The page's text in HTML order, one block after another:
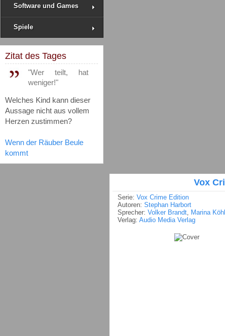
Software und Games
Spiele
Zitat des Tages
"Wer teilt, hat
weniger!"
Welches Kind kann dieser
Aussage nicht aus vollem
Herzen zustimmen?
Wenn der Räuber Beule
kommt
Vox
Serie: Vox Crime Edition
Autoren: Stephan Harbort
Sprecher: Volker Brandt, Marina
Verlag: Audio Media Verlag